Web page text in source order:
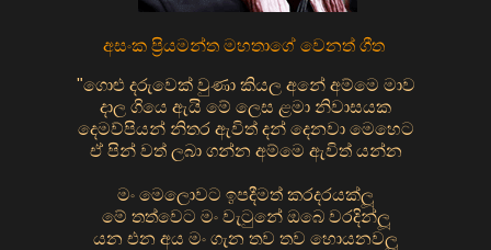
අසංක ප්‍රියමන්ත මහතාගේ වෙනත් ගීත
"ගොළු දරුවෙක් වුණා කියල අනේ අම්මෙ මාව
දාල ගියෙ ඇයි මේ ලෙස ළමා නිවාසයක
දෙමව්පියන් නිතර ඇවිත් දන් දෙනවා මෙහෙට
ඒ පින් වත් ලබා ගන්න අම්මෙ ඇවිත් යන්න
මං මෙලොවට ඉපදීමත් කරදරයක්ලූ
මේ තත්වෙට මං වැටුනේ ඔබෙ වරදින්ලූ
යන එන අය මං ගැන තව තව හොයනවලූ